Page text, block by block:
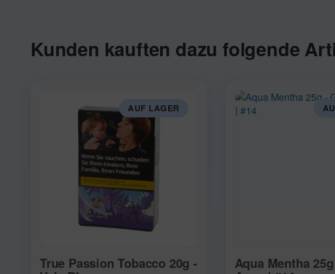
Kunden kauften dazu folgende
AUF LAGER
True Passion Tobacco 20g - Aqua Mentha